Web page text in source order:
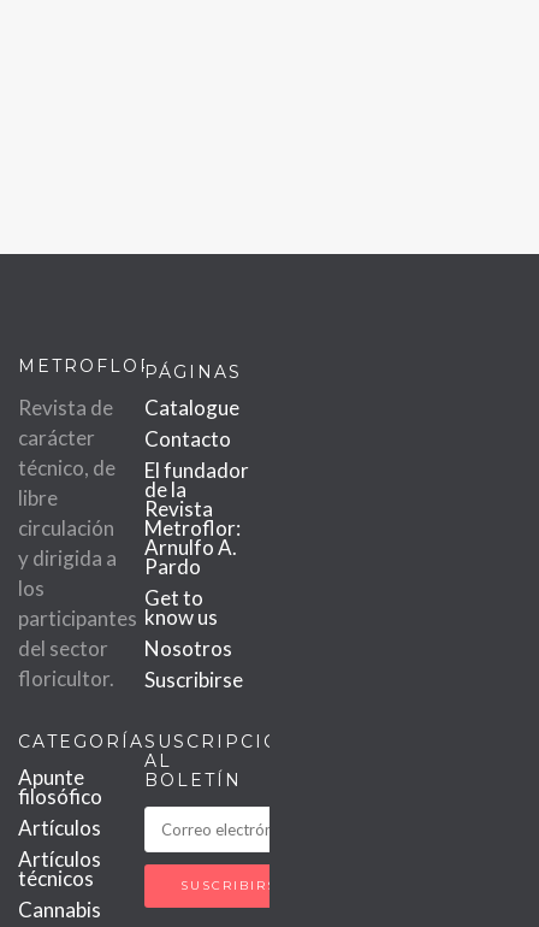
METROFLOR
Revista de
carácter
técnico, de
libre
circulación
y dirigida a
los
participantes
del sector
floricultor.
PÁGINAS
Catalogue
Contacto
El fundador
de la
Revista
Metroflor:
Arnulfo A.
Pardo
Get to
know us
Nosotros
Suscribirse
CATEGORÍAS
Apunte
filosófico
Artículos
Artículos
técnicos
Cannabis
SUSCRIPCIÓN
AL
BOLETÍN